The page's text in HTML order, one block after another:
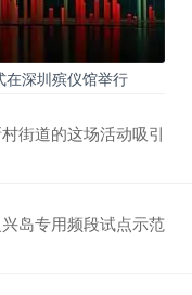
在深圳殡仪馆举行
街道的这场活动吸引
岛专用频段试点示范